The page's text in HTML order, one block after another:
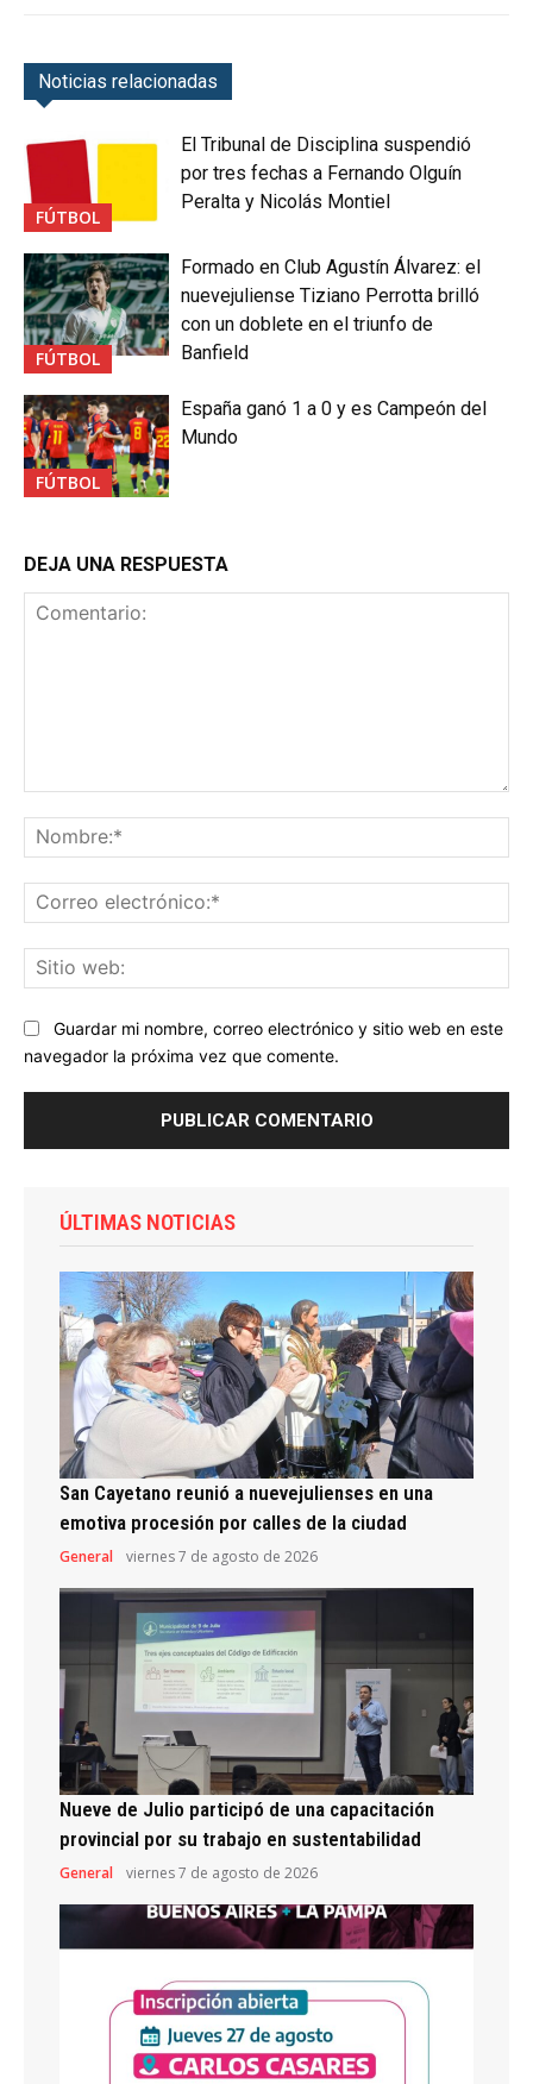
Noticias relacionadas
FÚTBOL
El Tribunal de Disciplina suspendió
por tres fechas a Fernando Olguín
Peralta y Nicolás Montiel
FÚTBOL
Formado en Club Agustín Álvarez: el
nuevejuliense Tiziano Perrotta brilló
con un doblete en el triunfo de
Banfield
FÚTBOL
España ganó 1 a 0 y es Campeón del
Mundo
DEJA UNA RESPUESTA
Guardar mi nombre, correo electrónico y sitio web en este
navegador la próxima vez que comente.
ÚLTIMAS NOTICIAS
San Cayetano reunió a nuevejulienses en una
emotiva procesión por calles de la ciudad
General viernes 7 de agosto de 2026
Nueve de Julio participó de una capacitación
provincial por su trabajo en sustentabilidad
General viernes 7 de agosto de 2026